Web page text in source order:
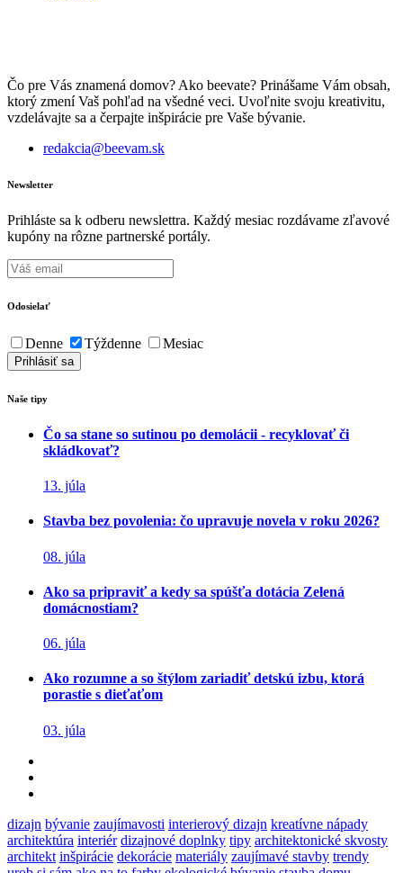
Čo pre Vás znamená domov? Ako beevate? Prinášame Vám obsah,
ktorý zmení Vaš pohľad na všedné veci. Uvoľnite svoju kreativitu,
vzdelávajte sa a čerpajte inšpirácie pre Vaše bývanie.
redakcia@beevam.sk
Newsletter
Prihláste sa k odberu newslettra. Každý mesiac rozdávame zľavové
kupóny na rôzne partnerské portály.
Odosielať
Denne Týždenne Mesiac
Naše tipy
Čo sa stane so sutinou po demolácii - recyklovať či
skládkovať?
13. júla
Stavba bez povolenia: čo upravuje novela v roku 2026?
08. júla
Ako sa pripraviť a kedy sa spúšťa dotácia Zelená
domácnostiam?
06. júla
Ako rozumne a so štýlom zariadiť detskú izbu, ktorá
porastie s dieťaťom
03. júla
dizajn bývanie zaujímavosti interierový dizajn kreatívne nápady
architektúra interiér dizajnové doplnky tipy architektonické skvosty
architekt inšpirácie dekorácie materiály zaujímavé stavby trendy